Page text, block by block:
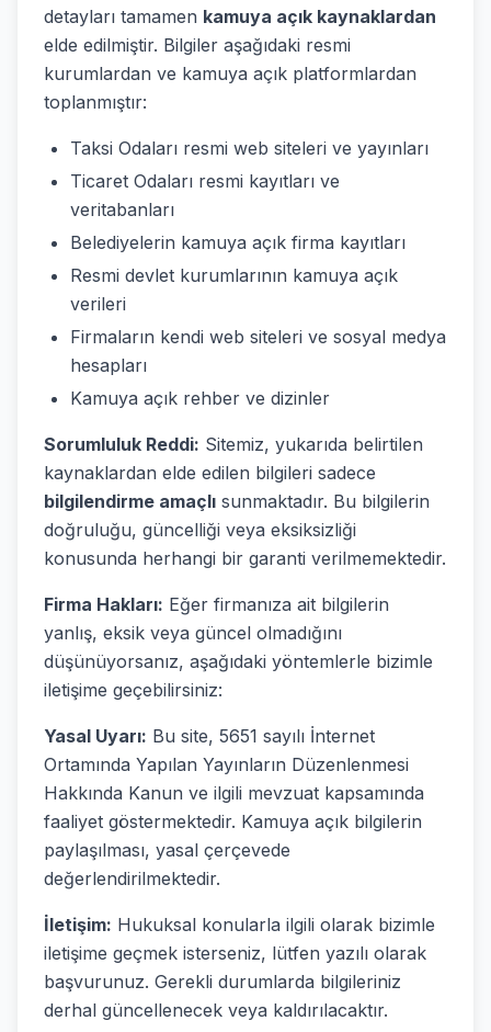
detayları tamamen kamuya açık kaynaklardan
elde edilmiştir. Bilgiler aşağıdaki resmi
kurumlardan ve kamuya açık platformlardan
toplanmıştır:
Taksi Odaları resmi web siteleri ve yayınları
Ticaret Odaları resmi kayıtları ve
veritabanları
Belediyelerin kamuya açık firma kayıtları
Resmi devlet kurumlarının kamuya açık
verileri
Firmaların kendi web siteleri ve sosyal medya
hesapları
Kamuya açık rehber ve dizinler
Sorumluluk Reddi: Sitemiz, yukarıda belirtilen
kaynaklardan elde edilen bilgileri sadece
bilgilendirme amaçlı sunmaktadır. Bu bilgilerin
doğruluğu, güncelliği veya eksiksizliği
konusunda herhangi bir garanti verilmemektedir.
Firma Hakları: Eğer firmanıza ait bilgilerin
yanlış, eksik veya güncel olmadığını
düşünüyorsanız, aşağıdaki yöntemlerle bizimle
iletişime geçebilirsiniz:
Yasal Uyarı: Bu site, 5651 sayılı İnternet
Ortamında Yapılan Yayınların Düzenlenmesi
Hakkında Kanun ve ilgili mevzuat kapsamında
faaliyet göstermektedir. Kamuya açık bilgilerin
paylaşılması, yasal çerçevede
değerlendirilmektedir.
İletişim: Hukuksal konularla ilgili olarak bizimle
iletişime geçmek isterseniz, lütfen yazılı olarak
başvurunuz. Gerekli durumlarda bilgileriniz
derhal güncellenecek veya kaldırılacaktır.